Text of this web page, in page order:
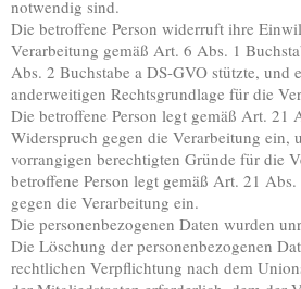
notwendig sind.
Die betroffene Person widerruft ihre
Verarbeitung gemäß Art. 6 Abs. 1
Abs. 2 Buchstabe a DS-GVO stützte, und
anderweitigen Rechtsgrundlage für die
Die betroffene Person legt gemäß Art. 21
Widerspruch gegen die Verarbeitung ein,
vorrangigen berechtigten Gründe für die
betroffene Person legt gemäß Art. 21
gegen die Verarbeitung ein.
Die personenbezogenen Daten wurden
Die Löschung der personenbezogenen
rechtlichen Verpflichtung nach dem